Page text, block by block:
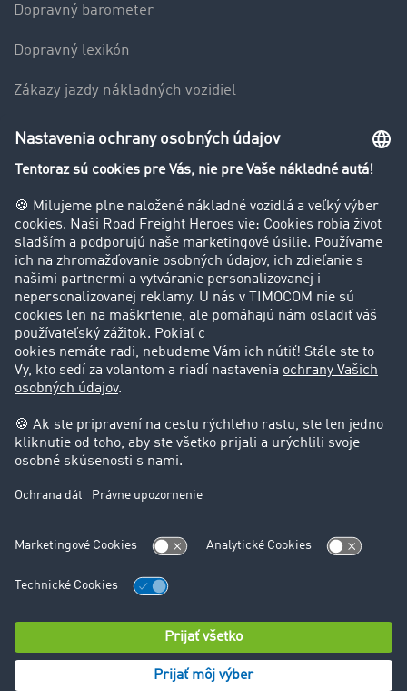
Dopravný barometer
Dopravný lexikón
Zákazy jazdy nákladných vozidiel
Firma
Príbehy zákazníkov
Zákazníci získavajú zákazníkov
Podpora
Kontakt
Právne informácie
Impressum
VOP